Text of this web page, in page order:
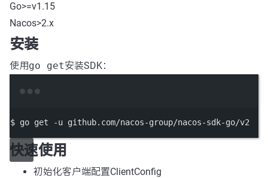
Go>=v1.15
Nacos>2.x
安装
使用go get安装SDK：
$ go get -u github.com/nacos-group/nacos-sdk-go/v2
快速使用
初始化客户端配置ClientConfig